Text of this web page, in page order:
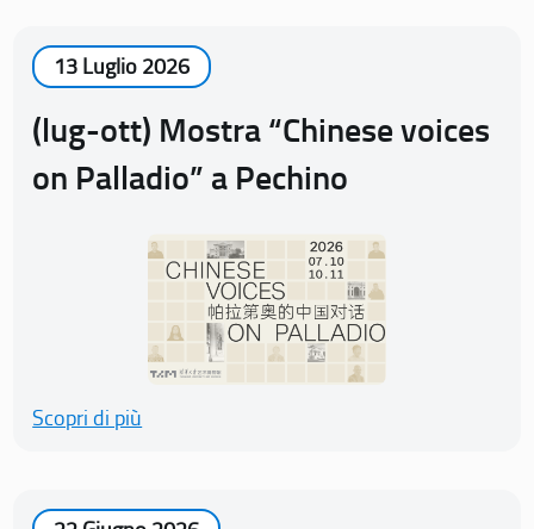
13 Luglio 2026
(lug-ott) Mostra “Chinese voices
on Palladio” a Pechino
Scopri di più